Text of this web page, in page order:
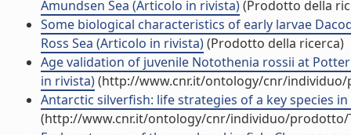
Amundsen Sea (Articolo in rivista)(Prodotto della
Some biological characteristics of early larvae
Ross Sea (Articolo in rivista)(Prodotto della ricerca)
Age validation of juvenile Notothenia rossii at
in rivista)(http://www.cnr.it/ontology/cnr/individuo/
Antarctic silverfish: life strategies of a key species
(http://www.cnr.it/ontology/cnr/individuo/prodotto/